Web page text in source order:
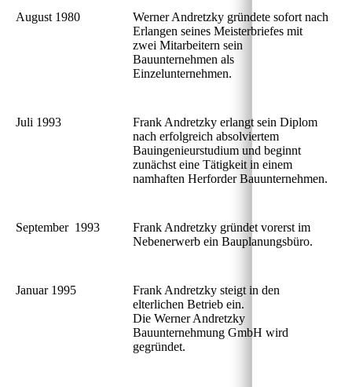
August 1980
Werner Andretzky gründete sofort nach
Erlangen seines Meisterbriefes mit
zwei Mitarbeitern sein
Bauunternehmen als
Einzelunternehmen.
Juli 1993
Frank Andretzky erlangt sein Diplom
nach erfolgreich absolviertem
Bauingenieurstudium und beginnt
zunächst eine Tätigkeit in einem
namhaften Herforder Bauunternehmen.
September_ 1993
Frank Andretzky gründet vorerst im
Nebenerwerb ein Bauplanungsbüro.
Januar 1995
Frank Andretzky steigt in den
elterlichen Betrieb ein.
Die Werner Andretzky
Bauunternehmung GmbH wird
gegründet.